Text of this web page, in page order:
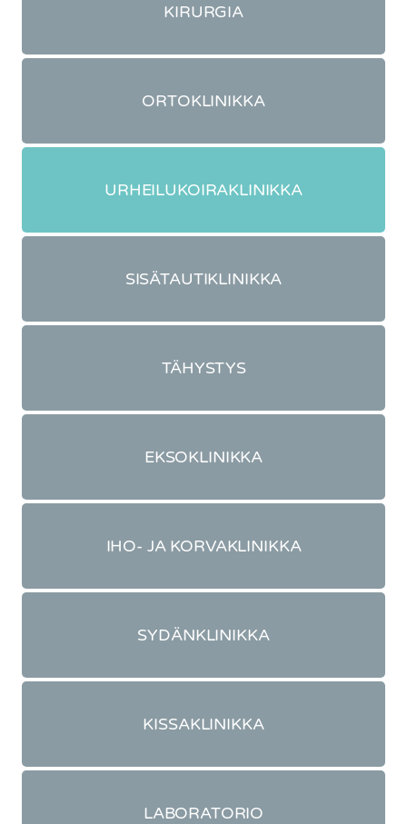
KIRURGIA
ORTOKLINIKKA
URHEILUKOIRAKLINIKKA
SISÄTAUTIKLINIKKA
TÄHYSTYS
EKSOKLINIKKA
IHO- JA KORVAKLINIKKA
SYDÄNKLINIKKA
KISSAKLINIKKA
LABORATORIO